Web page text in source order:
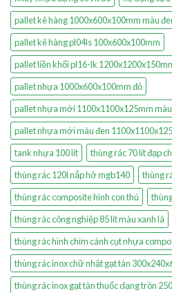
pallet kê hàng 1000x600x100mm màu
pallet kê hàng pl04ls 100x600x100mm
pallet liền khối pl16-lk
pallet nhựa 1000x600x100mm đỏ
pallet nhựa mới 1100x1100x125mm
pallet nhựa mới màu đen
tank nhựa 100 lít
thùng rác 70 lít đạp
thùng rác 120l nắp hở mgb140
thùng
thùng rác composite hình con thú
thùng rác công nghiệp 85 lít màu xanh lá
thùng rác hình chim cánh cụt nhựa
thùng rác inox chữ nhật gạt tàn
thùng rác inox gạt tàn thuốc dạng tròn